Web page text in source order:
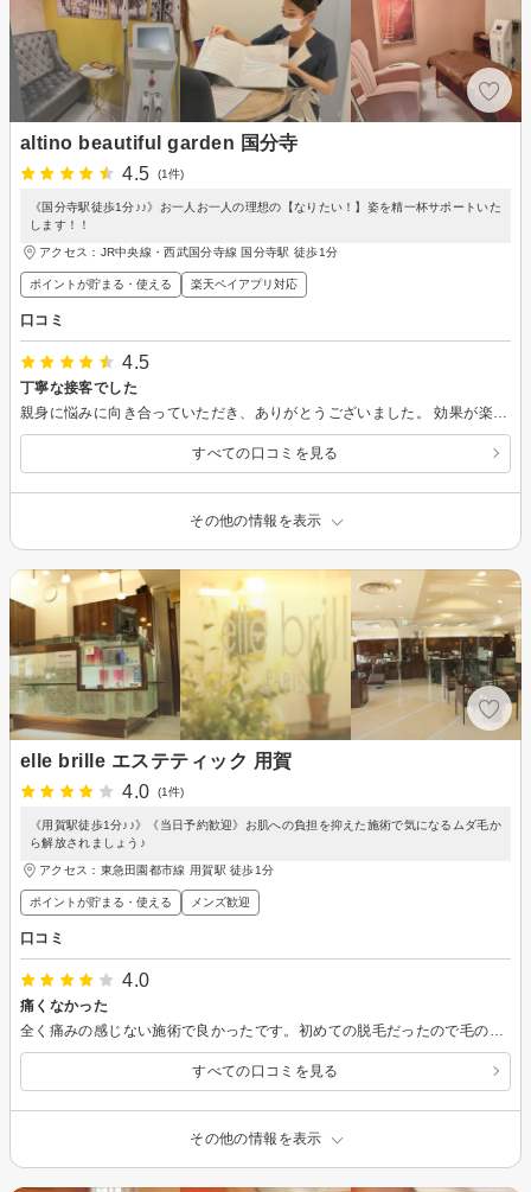
altino beautiful garden 国分寺
4.5
(1件)
《国分寺駅徒歩1分♪♪》お一人お一人の理想の【なりたい！】姿を精一杯サポートいた
します！！
アクセス：JR中央線・西武国分寺線 国分寺駅 徒歩1分
ポイントが貯まる・使える 楽天ペイアプリ対応
口コミ
4.5
丁寧な接客でした
すべての口コミを見る
その他の情報を表示
elle brille エステティック 用賀
4.0
(1件)
《用賀駅徒歩1分♪♪》《当日予約歓迎》お肌への負担を抑えた施術で気になるムダ毛か
ら解放されましょう♪
アクセス：東急田園都市線 用賀駅 徒歩1分
ポイントが貯まる・使える メンズ歓迎
口コミ
4.0
痛くなかった
すべての口コミを見る
その他の情報を表示